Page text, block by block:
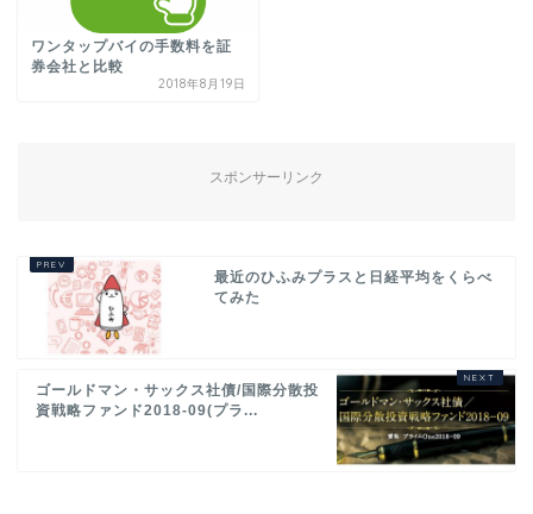
ワンタップバイの手数料を証
券会社と比較
2018年8月19日
スポンサーリンク
最近のひふみプラスと日経平均をくらべ
てみた
ゴールドマン・サックス社債/国際分散投
資戦略ファンド2018-09(プラ...